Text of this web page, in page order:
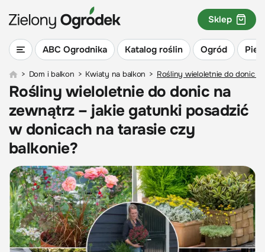
ABC Ogrodnika Katalog roślin Ogród
Sklep
> Dom i balkon > Kwiaty na balkon > Rośliny wieloletnie do donic
Rośliny wieloletnie do donic na
zewnątrz – jakie gatunki posadzić
w donicach na tarasie czy
balkonie?